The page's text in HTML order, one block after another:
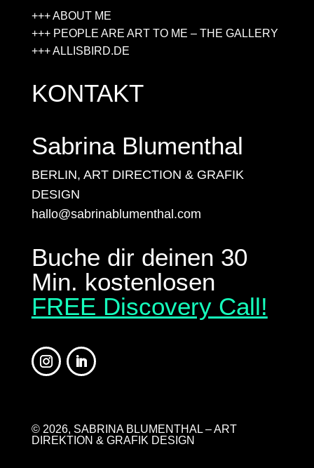
+++ ABOUT ME
+++ PEOPLE ARE ART TO ME – THE GALLERY
+++ ALLISBIRD.DE
KONTAKT
Sabrina Blumenthal
BERLIN, ART DIRECTION & GRAFIK
DESIGN
hallo@sabrinablumenthal.com
Buche dir deinen 30
Min. kostenlosen
FREE Discovery Call!
© 2026, SABRINA BLUMENTHAL – ART
DIREKTION & GRAFIK DESIGN